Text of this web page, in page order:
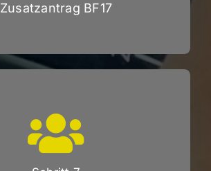
Zusatzantrag BF17